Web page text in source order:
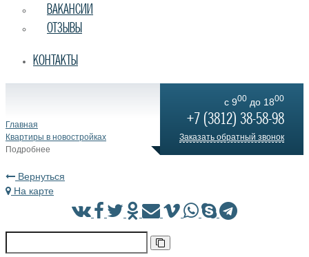
ВАКАНСИИ
ОТЗЫВЫ
КОНТАКТЫ
c 900 до 1800
+7 (3812) 38-58-98
Заказать обратный звонок
Главная
Квартиры в новостройках
Подробнее
Вернуться
На карте